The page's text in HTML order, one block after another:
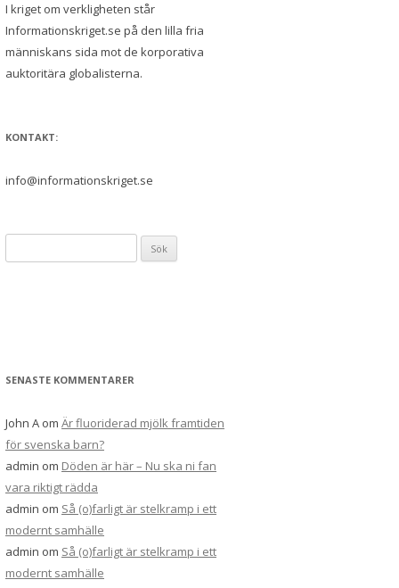
I kriget om verkligheten står
Informationskriget.se på den lilla fria
människans sida mot de korporativa
auktoritära globalisterna.
KONTAKT:
info@informationskriget.se
efter:
SENASTE KOMMENTARER
John A om Är fluoriderad mjölk framtiden
för svenska barn?
admin om Döden är här – Nu ska ni fan
vara riktigt rädda
admin om Så (o)farligt är stelkramp i ett
modernt samhälle
admin om Så (o)farligt är stelkramp i ett
modernt samhälle